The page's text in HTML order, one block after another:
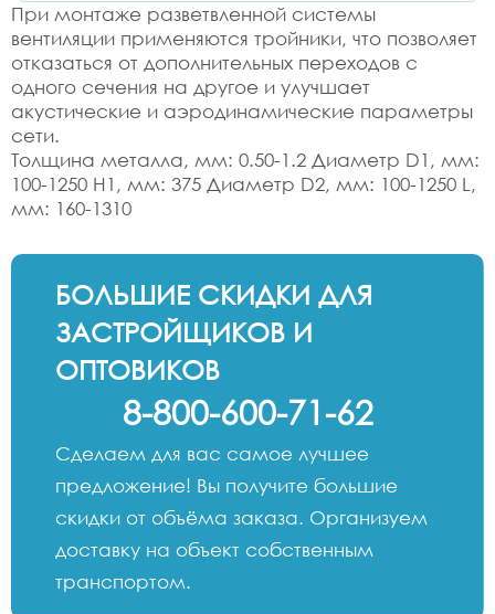
При монтаже разветвленной системы
вентиляции применяются тройники, что позволяет
отказаться от дополнительных переходов с
одного сечения на другое и улучшает
акустические и аэродинамические параметры
сети.
Толщина металла, мм: 0.50-1.2 Диаметр D1, мм:
100-1250 H1, мм: 375 Диаметр D2, мм: 100-1250 L,
мм: 160-1310
БОЛЬШИЕ СКИДКИ ДЛЯ
ЗАСТРОЙЩИКОВ И
ОПТОВИКОВ
8-800-600-71-62
Сделаем для вас самое лучшее
предложение! Вы получите большие
скидки от объёма заказа. Организуем
доставку на объект собственным
транспортом.